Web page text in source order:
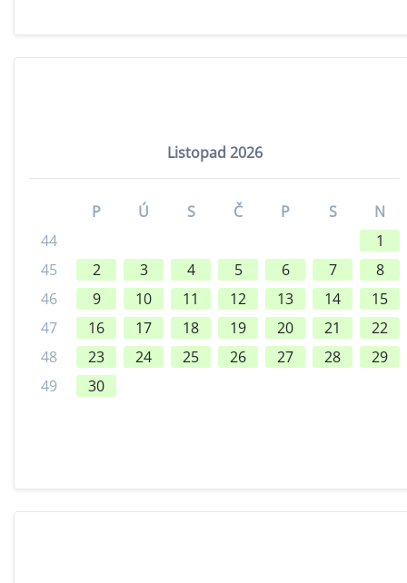
Listopad 2026
P Ú S Č P S
N
44
1
45
2 3 4 5 6 7
8
46
9 10 11 12 13 14
15
47
16 17 18 19 20 21
22
48
23 24 25 26 27 28
29
49
30